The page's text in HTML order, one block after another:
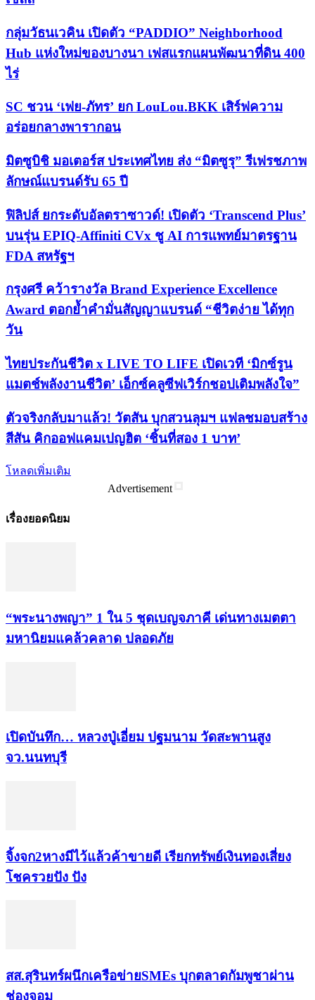
กลุ่มวัธนเวคิน เปิดตัว “PADDIO” Neighborhood
Hub แห่งใหม่ของบางนา เฟสแรกแผนพัฒนาที่ดิน 400
ไร่
SC ชวน ‘เฟย-ภัทร’ ยก LouLou.BKK เสิร์ฟความ
อร่อยกลางพารากอน
มิตซูบิชิ มอเตอร์ส ประเทศไทย ส่ง “มิตซูรุ” รีเฟรชภาพ
ลักษณ์แบรนด์รับ 65 ปี
ฟิลิปส์ ยกระดับอัลตราซาวด์! เปิดตัว ‘Transcend Plus’
บนรุ่น EPIQ-Affiniti CVx ชู AI การแพทย์มาตรฐาน
FDA สหรัฐฯ
กรุงศรี คว้ารางวัล Brand Experience Excellence
Award ตอกย้ำคำมั่นสัญญาแบรนด์ “ชีวิตง่าย ได้ทุก
วัน
ไทยประกันชีวิต x LIVE TO LIFE เปิดเวที ‘มิกซ์รูน
แมตช์พลังงานชีวิต’ เอ็กซ์คลูซีฟเวิร์กชอปเติมพลังใจ”
ตัวจริงกลับมาแล้ว! วัตสัน บุกสวนลุมฯ แฟลชมอบสร้าง
สีสัน คิกออฟแคมเปญฮิต ‘ชิ้นที่สอง 1 บาท’
โหลดเพิ่มเติม
Advertisement
เรื่องยอดนิยม
“พระ​นาง​พญา” 1 ใน 5​ ชุดเบญจ​ภาคี​ เด่นทางเมตตา​
มหา​นิยม​แคล้วคลาด​ ปลอดภัย​
เปิดบันทึก… หลวงปู่เอี่ยม ​ปฐม​นาม​ วัดสะพานสูง​
จว.นนทบุรี
จิ้งจก​2​หาง​มีไว้แล้ว​ค้าขาย​ดี​ เรียก​ทรัพย์เงินทอง​เสี่ยง
โชค​รวยปัง​ ปัง​
สส.สุรินทร์ผนึกเครือข่ายSMEs บุกตลาดกัมพูชาผ่าน
ช่องจอม